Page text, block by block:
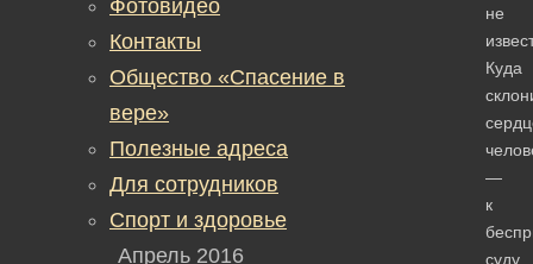
не
Куда
—
к
суду
Фотовидео
Контакты
Общество «Спасение в
вере»
Полезные адреса
Для сотрудников
Спорт и здоровье
Апрель 2016